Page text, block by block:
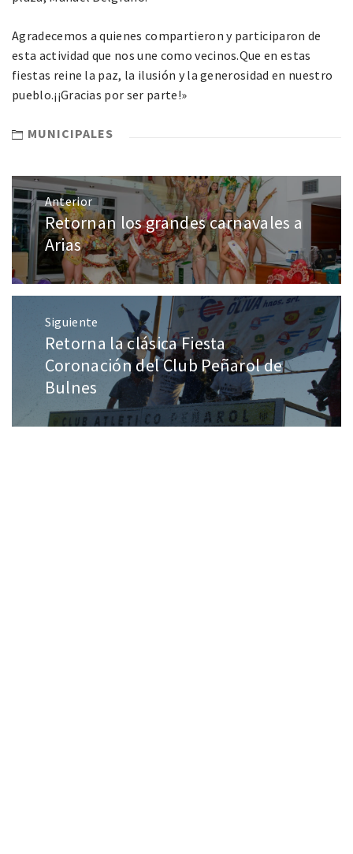
Agradecemos a quienes compartieron y participaron de
esta actividad que nos une como vecinos.Que en estas
fiestas reine la paz, la ilusión y la generosidad en nuestro
pueblo.¡¡Gracias por ser parte!»
MUNICIPALES
Anterior
Retornan los grandes carnavales a
Arias
Siguiente
Retorna la clásica Fiesta
Coronación del Club Peñarol de
Bulnes